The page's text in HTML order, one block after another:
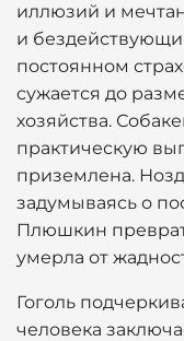
иллюзий и
и
постоянном
сужается до
хозяйства.
практическую
приземлена.
задумываясь о
Плюшкин
умерла от
Гоголь
человека